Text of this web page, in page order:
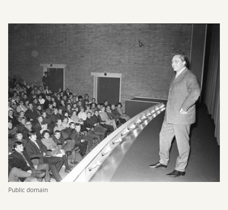
Public domain